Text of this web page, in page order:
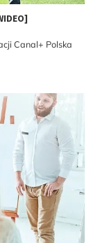
Canal+ Polska